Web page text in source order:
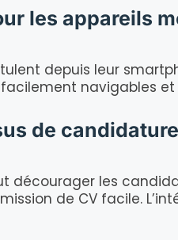
les appareils
depuis leur
navigables
de candidature
décourager les
de CV facile.